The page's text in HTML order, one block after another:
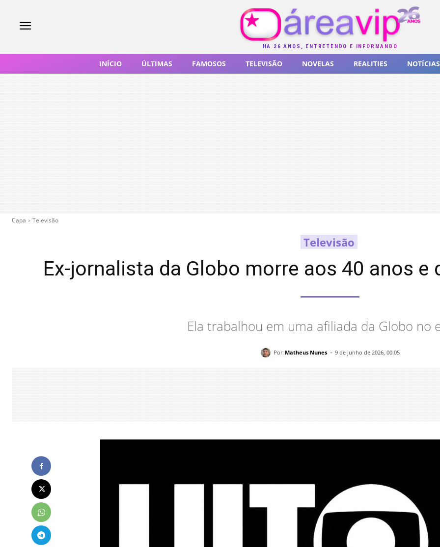
HÁ 26 ANOS, ENTRETENDO E INFORMANDO
INÍCIO ÚLTIMAS FAMOSOS TELEVISÃO NOVELAS REALITIES NOTÍCIAS
Capa Televisão
Televisão
Ex-jornalista da Globo morre aos 40 anos e
Ela trabalhou em uma afiliada da Globo no
Por: Matheus Nunes - 9 de junho de 2026, 00:05